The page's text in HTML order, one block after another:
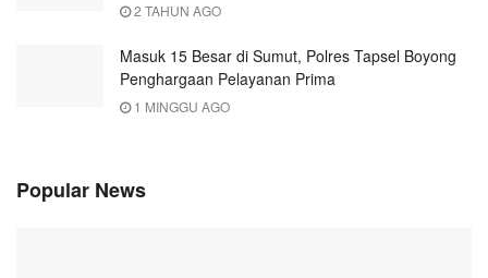
2 TAHUN AGO
Masuk 15 Besar di Sumut, Polres Tapsel Boyong
Penghargaan Pelayanan Prima
1 MINGGU AGO
Popular News